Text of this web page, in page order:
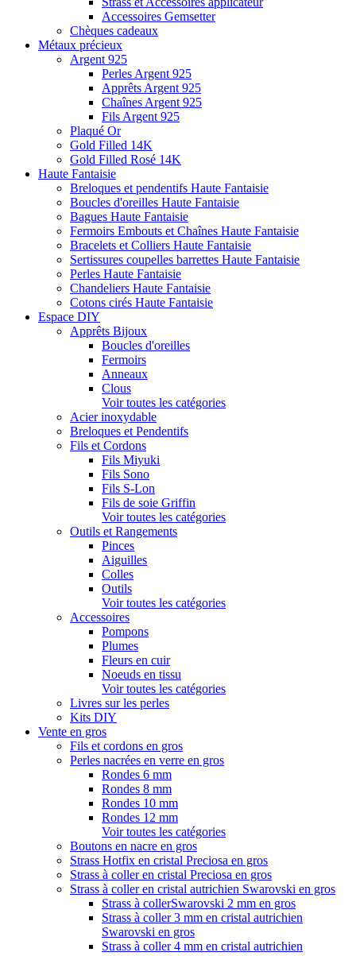
Accessoires Gemsetter
Chèques cadeaux
Métaux précieux
Argent 925
Perles Argent 925
Apprêts Argent 925
Chaînes Argent 925
Fils Argent 925
Plaqué Or
Gold Filled 14K
Gold Filled Rosé 14K
Haute Fantaisie
Breloques et pendentifs Haute Fantaisie
Boucles d'oreilles Haute Fantaisie
Bagues Haute Fantaisie
Fermoirs Embouts et Chaînes Haute Fantaisie
Bracelets et Colliers Haute Fantaisie
Sertissures coupelles barrettes Haute Fantaisie
Perles Haute Fantaisie
Chandeliers Haute Fantaisie
Cotons cirés Haute Fantaisie
Espace DIY
Apprêts Bijoux
Boucles d'oreilles
Fermoirs
Anneaux
Clous
Voir toutes les catégories
Acier inoxydable
Breloques et Pendentifs
Fils et Cordons
Fils Miyuki
Fils Sono
Fils S-Lon
Fils de soie Griffin
Voir toutes les catégories
Outils et Rangements
Pinces
Aiguilles
Colles
Outils
Voir toutes les catégories
Accessoires
Pompons
Plumes
Fleurs en cuir
Noeuds en tissu
Voir toutes les catégories
Livres sur les perles
Kits DIY
Vente en gros
Fils et cordons en gros
Perles nacrées en verre en gros
Rondes 6 mm
Rondes 8 mm
Rondes 10 mm
Rondes 12 mm
Voir toutes les catégories
Boutons en nacre en gros
Strass Hotfix en cristal Preciosa en gros
Strass à coller en cristal Preciosa en gros
Strass à coller en cristal autrichien Swarovski en gros
Strass à collerSwarovski 2 mm en gros
Strass à coller 3 mm en cristal autrichien
Swarovski en gros
Strass à coller 4 mm en cristal autrichien